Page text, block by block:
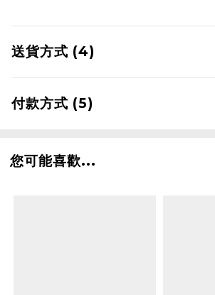
送貨方式 (4)
付款方式 (5)
您可能喜歡...